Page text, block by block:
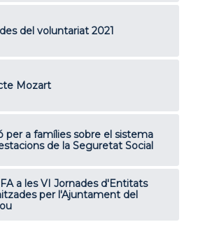
del voluntariat 2021
Mozart
per a famílies sobre el sistema
de la Seguretat Social
a les VI Jornades d'Entitats
per l'Ajuntament del